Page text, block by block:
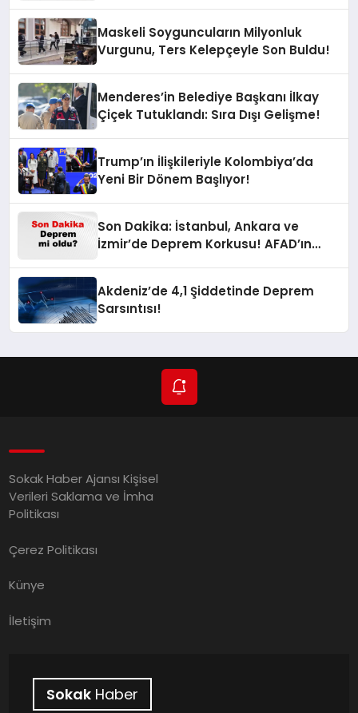
Maskeli Soyguncuların Milyonluk
Vurgunu, Ters Kelepçeyle Son Buldu!
Menderes’in Belediye Başkanı İlkay
Çiçek Tutuklandı: Sıra Dışı Gelişme!
Trump’ın İlişkileriyle Kolombiya’da
Yeni Bir Dönem Başlıyor!
Son Dakika: İstanbul, Ankara ve
İzmir’de Deprem Korkusu! AFAD’ın
Akdeniz’de 4,1 Şiddetinde Deprem
Sarsıntısı!
Sokak Haber Ajansı Kişisel
Verileri Saklama ve İmha
Politikası
Çerez Politikası
Künye
İletişim
Sokak Haber